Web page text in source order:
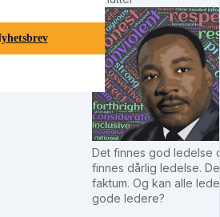
Det finnes god ledelse
finnes dårlig ledelse.
faktum. Og kan alle
gode ledere?